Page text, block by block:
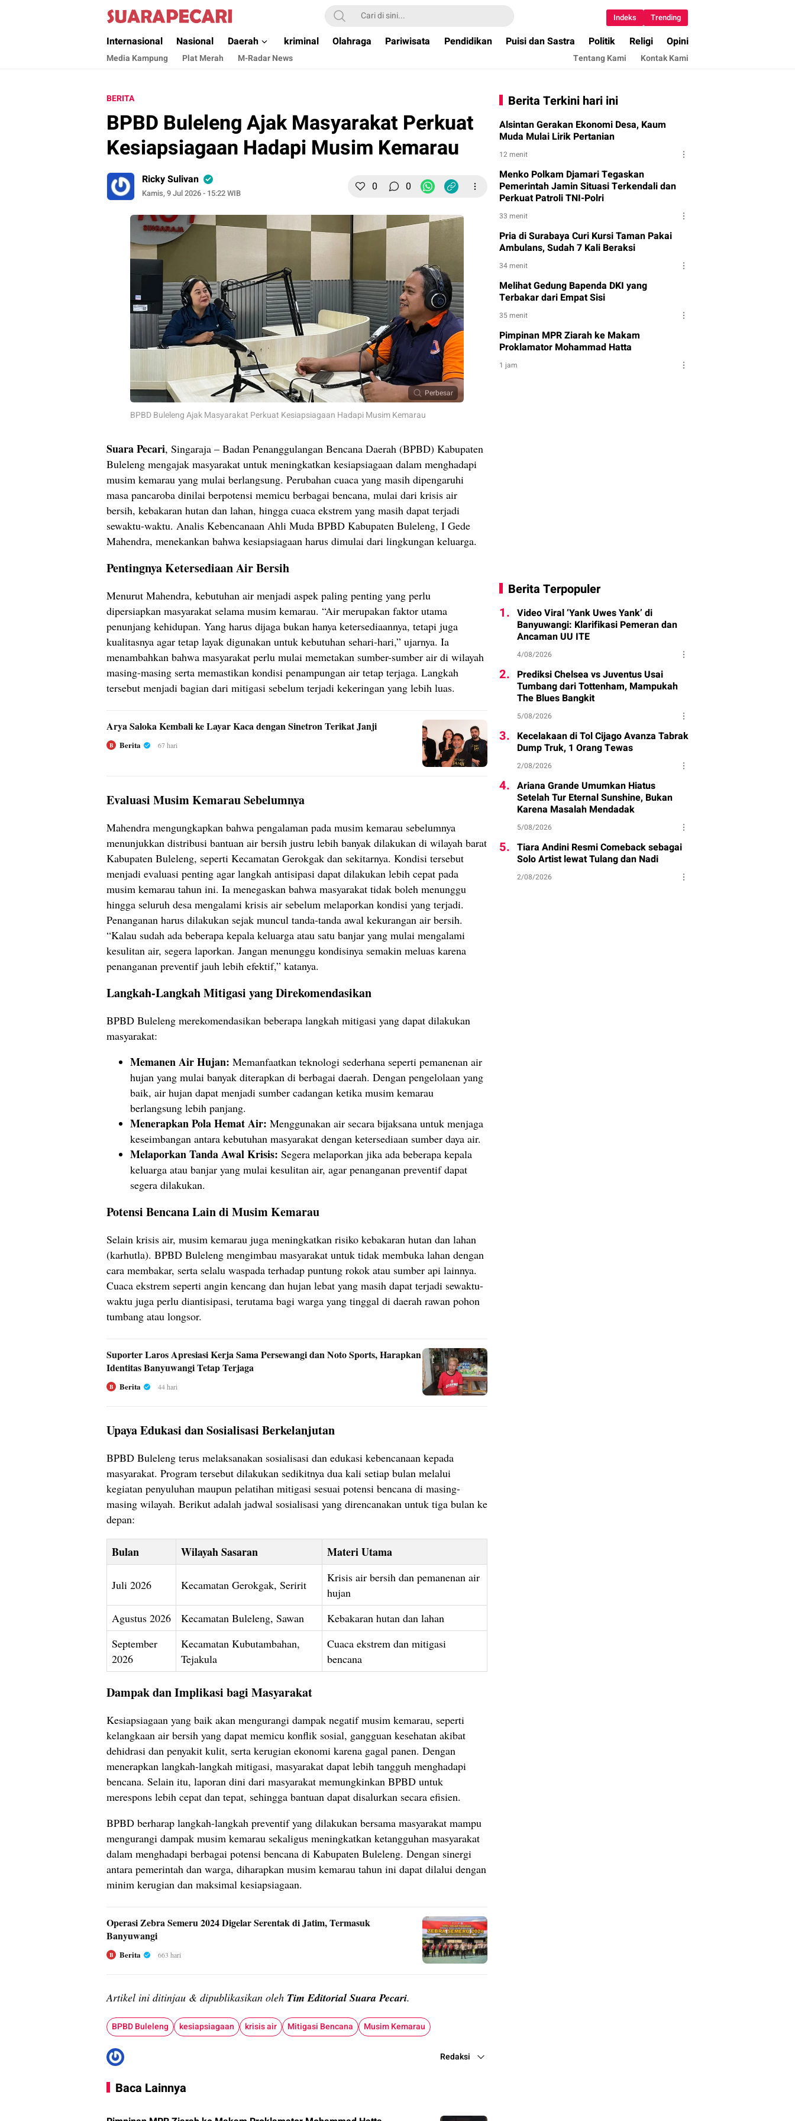
Suara Pecari
Suara Pencerahan Anak Negeri ( Berita Aktual & Terpercaya )
Indeks Trending
Internasional Nasional Daerah kriminal Olahraga Pariwisata Pendidikan Puisi dan Sastra Politik Religi Opini
Media Kampung Plat Merah M-Radar News Tentang Kami Kontak Kami
BERITA
BPBD Buleleng Ajak Masyarakat Perkuat
Kesiapsiagaan Hadapi Musim Kemarau
Ricky Sulivan
Kamis, 9 Jul 2026 - 15:22 WIB 0 0
Perbesar
BPBD Buleleng Ajak Masyarakat Perkuat Kesiapsiagaan Hadapi Musim Kemarau
Suara Pecari, Singaraja – Badan Penanggulangan Bencana Daerah (BPBD) Kabupaten
Buleleng mengajak masyarakat untuk meningkatkan kesiapsiagaan dalam menghadapi
musim kemarau yang mulai berlangsung. Perubahan cuaca yang masih dipengaruhi
masa pancaroba dinilai berpotensi memicu berbagai bencana, mulai dari krisis air
bersih, kebakaran hutan dan lahan, hingga cuaca ekstrem yang masih dapat terjadi
sewaktu-waktu. Analis Kebencanaan Ahli Muda BPBD Kabupaten Buleleng, I Gede
Mahendra, menekankan bahwa kesiapsiagaan harus dimulai dari lingkungan keluarga.
Pentingnya Ketersediaan Air Bersih
Menurut Mahendra, kebutuhan air menjadi aspek paling penting yang perlu
dipersiapkan masyarakat selama musim kemarau. “Air merupakan faktor utama
penunjang kehidupan. Yang harus dijaga bukan hanya ketersediaannya, tetapi juga
kualitasnya agar tetap layak digunakan untuk kebutuhan sehari-hari,” ujarnya. Ia
menambahkan bahwa masyarakat perlu mulai memetakan sumber-sumber air di wilayah
masing-masing serta memastikan kondisi penampungan air tetap terjaga. Langkah
tersebut menjadi bagian dari mitigasi sebelum terjadi kekeringan yang lebih luas.
Arya Saloka Kembali ke Layar Kaca dengan Sinetron Terikat Janji
B Berita 67 hari
Evaluasi Musim Kemarau Sebelumnya
Mahendra mengungkapkan bahwa pengalaman pada musim kemarau sebelumnya
menunjukkan distribusi bantuan air bersih justru lebih banyak dilakukan di wilayah barat
Kabupaten Buleleng, seperti Kecamatan Gerokgak dan sekitarnya. Kondisi tersebut
menjadi evaluasi penting agar langkah antisipasi dapat dilakukan lebih cepat pada
musim kemarau tahun ini. Ia menegaskan bahwa masyarakat tidak boleh menunggu
hingga seluruh desa mengalami krisis air sebelum melaporkan kondisi yang terjadi.
Penanganan harus dilakukan sejak muncul tanda-tanda awal kekurangan air bersih.
“Kalau sudah ada beberapa kepala keluarga atau satu banjar yang mulai mengalami
kesulitan air, segera laporkan. Jangan menunggu kondisinya semakin meluas karena
penanganan preventif jauh lebih efektif,” katanya.
Langkah-Langkah Mitigasi yang Direkomendasikan
BPBD Buleleng merekomendasikan beberapa langkah mitigasi yang dapat dilakukan
masyarakat:
Memanen Air Hujan: Memanfaatkan teknologi sederhana seperti pemanenan air
hujan yang mulai banyak diterapkan di berbagai daerah. Dengan pengelolaan yang
baik, air hujan dapat menjadi sumber cadangan ketika musim kemarau
berlangsung lebih panjang.
Menerapkan Pola Hemat Air: Menggunakan air secara bijaksana untuk menjaga
keseimbangan antara kebutuhan masyarakat dengan ketersediaan sumber daya air.
Melaporkan Tanda Awal Krisis: Segera melaporkan jika ada beberapa kepala
keluarga atau banjar yang mulai kesulitan air, agar penanganan preventif dapat
segera dilakukan.
Potensi Bencana Lain di Musim Kemarau
Selain krisis air, musim kemarau juga meningkatkan risiko kebakaran hutan dan lahan
(karhutla). BPBD Buleleng mengimbau masyarakat untuk tidak membuka lahan dengan
cara membakar, serta selalu waspada terhadap puntung rokok atau sumber api lainnya.
Cuaca ekstrem seperti angin kencang dan hujan lebat yang masih dapat terjadi sewaktu-
waktu juga perlu diantisipasi, terutama bagi warga yang tinggal di daerah rawan pohon
tumbang atau longsor.
Suporter Laros Apresiasi Kerja Sama Persewangi dan Noto Sports, Harapkan
Identitas Banyuwangi Tetap Terjaga
B Berita 44 hari
Upaya Edukasi dan Sosialisasi Berkelanjutan
BPBD Buleleng terus melaksanakan sosialisasi dan edukasi kebencanaan kepada
masyarakat. Program tersebut dilakukan sedikitnya dua kali setiap bulan melalui
kegiatan penyuluhan maupun pelatihan mitigasi sesuai potensi bencana di masing-
masing wilayah. Berikut adalah jadwal sosialisasi yang direncanakan untuk tiga bulan ke
depan:
Bulan Wilayah Sasaran Materi Utama
Juli 2026 Kecamatan Gerokgak, Seririt
Krisis air bersih dan pemanenan air
hujan
Agustus 2026
Kecamatan Buleleng, Sawan
Kebakaran hutan dan lahan
September
2026
Kecamatan Kubutambahan,
Tejakula
Cuaca ekstrem dan mitigasi
bencana
Dampak dan Implikasi bagi Masyarakat
Kesiapsiagaan yang baik akan mengurangi dampak negatif musim kemarau, seperti
kelangkaan air bersih yang dapat memicu konflik sosial, gangguan kesehatan akibat
dehidrasi dan penyakit kulit, serta kerugian ekonomi karena gagal panen. Dengan
menerapkan langkah-langkah mitigasi, masyarakat dapat lebih tangguh menghadapi
bencana. Selain itu, laporan dini dari masyarakat memungkinkan BPBD untuk
merespons lebih cepat dan tepat, sehingga bantuan dapat disalurkan secara efisien.
BPBD berharap langkah-langkah preventif yang dilakukan bersama masyarakat mampu
mengurangi dampak musim kemarau sekaligus meningkatkan ketangguhan masyarakat
dalam menghadapi berbagai potensi bencana di Kabupaten Buleleng. Dengan sinergi
antara pemerintah dan warga, diharapkan musim kemarau tahun ini dapat dilalui dengan
minim kerugian dan maksimal kesiapsiagaan.
Operasi Zebra Semeru 2024 Digelar Serentak di Jatim, Termasuk
Banyuwangi
B Berita 663 hari
Artikel ini ditinjau & dipublikasikan oleh Tim Editorial Suara Pecari.
BPBD Buleleng kesiapsiagaan krisis air Mitigasi Bencana Musim Kemarau
Redaksi
Baca Lainnya
Berita Terkini hari ini
Alsintan Gerakan Ekonomi Desa, Kaum
Muda Mulai Lirik Pertanian
12 menit
Menko Polkam Djamari Tegaskan
Pemerintah Jamin Situasi Terkendali dan
Perkuat Patroli TNI-Polri
33 menit
Pria di Surabaya Curi Kursi Taman Pakai
Ambulans, Sudah 7 Kali Beraksi
34 menit
Melihat Gedung Bapenda DKI yang
Terbakar dari Empat Sisi
35 menit
Pimpinan MPR Ziarah ke Makam
Proklamator Mohammad Hatta
1 jam
Berita Terpopuler
1. Video Viral ‘Yank Uwes Yank’ di
Banyuwangi: Klarifikasi Pemeran dan
Ancaman UU ITE
4/08/2026
2. Prediksi Chelsea vs Juventus Usai
Tumbang dari Tottenham, Mampukah
The Blues Bangkit
5/08/2026
3. Kecelakaan di Tol Cijago Avanza Tabrak
Dump Truk, 1 Orang Tewas
2/08/2026
4. Ariana Grande Umumkan Hiatus
Setelah Tur Eternal Sunshine, Bukan
Karena Masalah Mendadak
5/08/2026
5. Tiara Andini Resmi Comeback sebagai
Solo Artist lewat Tulang dan Nadi
2/08/2026